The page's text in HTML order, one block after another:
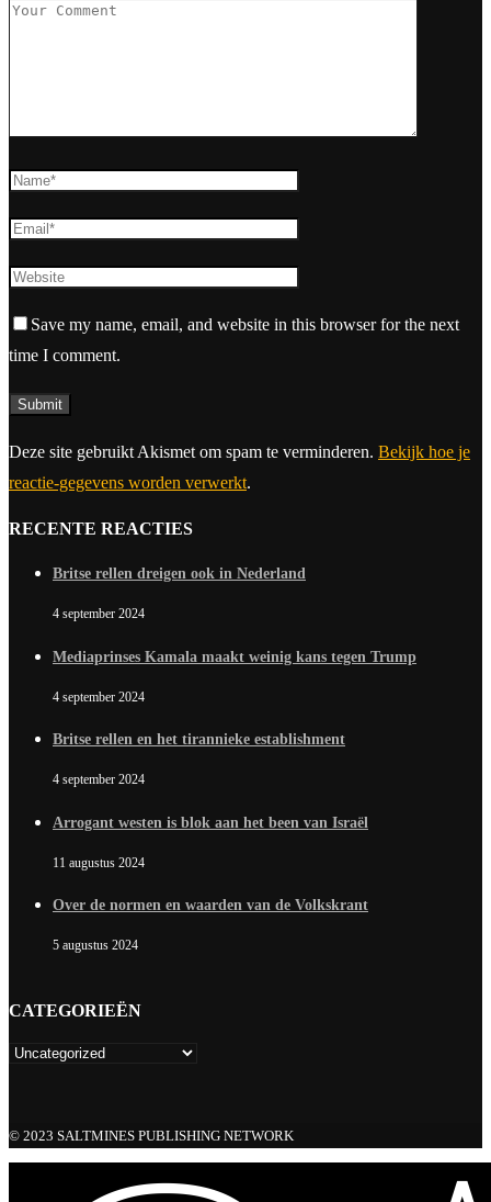
Save my name, email, and website in this browser for the next
time I comment.
Deze site gebruikt Akismet om spam te verminderen. Bekijk hoe je
reactie-gegevens worden verwerkt.
RECENTE REACTIES
Britse rellen dreigen ook in Nederland
4 september 2024
Mediaprinses Kamala maakt weinig kans tegen Trump
4 september 2024
Britse rellen en het tirannieke establishment
4 september 2024
Arrogant westen is blok aan het been van Israël
11 augustus 2024
Over de normen en waarden van de Volkskrant
5 augustus 2024
CATEGORIEËN
© 2023 SALTMINES PUBLISHING NETWORK